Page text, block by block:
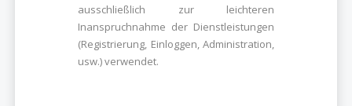
ausschließlich zur leichteren
Inanspruchnahme der Dienstleistungen
(Registrierung, Einloggen, Administration,
usw.) verwendet.